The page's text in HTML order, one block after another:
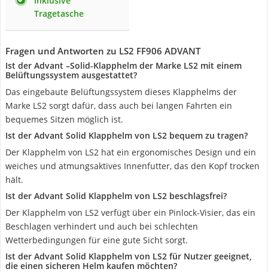
Tragetasche
Fragen und Antworten zu LS2 FF906 ADVANT
Ist der Advant –Solid-Klapphelm der Marke LS2 mit einem
Belüftungssystem ausgestattet?
Das eingebaute Belüftungssystem dieses Klapphelms der
Marke LS2 sorgt dafür, dass auch bei langen Fahrten ein
bequemes Sitzen möglich ist.
Ist der Advant Solid Klapphelm von LS2 bequem zu tragen?
Der Klapphelm von LS2 hat ein ergonomisches Design und ein
weiches und atmungsaktives Innenfutter, das den Kopf trocken
hält.
Ist der Advant Solid Klapphelm von LS2 beschlagsfrei?
Der Klapphelm von LS2 verfügt über ein Pinlock-Visier, das ein
Beschlagen verhindert und auch bei schlechten
Wetterbedingungen für eine gute Sicht sorgt.
Ist der Advant Solid Klapphelm von LS2 für Nutzer geeignet,
die einen sicheren Helm kaufen möchten?